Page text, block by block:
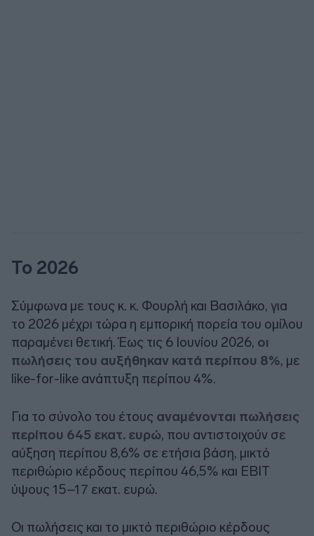
Το 2026
Σύμφωνα με τους κ. κ. Φουρλή και Βασιλάκο, για
το 2026 μέχρι τώρα η εμπορική πορεία του ομίλου
παραμένει θετική. Έως τις 6 Ιουνίου 2026, οι
πωλήσεις του αυξήθηκαν κατά περίπου 8%, με
like-for-like ανάπτυξη περίπου 4%.
Για το σύνολο του έτους αναμένονται πωλήσεις
περίπου 645 εκατ. ευρώ, που αντιστοιχούν σε
αύξηση περίπου 8,6% σε ετήσια βάση, μικτό
περιθώριο κέρδους περίπου 46,5% και EBIT
ύψους 15–17 εκατ. ευρώ.
Οι πωλήσεις και το μικτό περιθώριο κέρδους